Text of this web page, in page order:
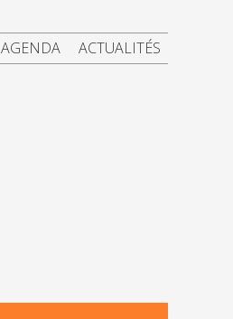
AGENDA ACTUALITÉS